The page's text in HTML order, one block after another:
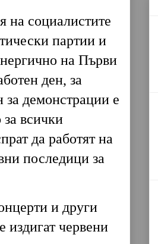
на социалистите
партии и
на Първи
ден, за
демонстрации е
всички
да работят на
последици за
и други
издигат червени